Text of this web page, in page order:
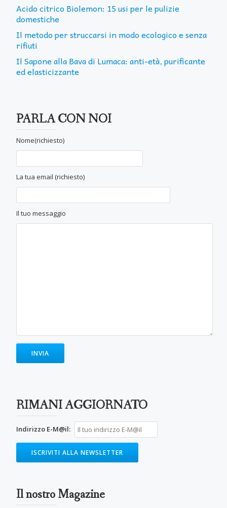
Acido citrico Biolemon: 15 usi per le pulizie
domestiche
Il metodo per struccarsi in modo ecologico e senza
rifiuti
Il Sapone alla Bava di Lumaca: anti-età, purificante
ed elasticizzante
PARLA CON NOI
Nome(richiesto)
La tua email (richiesto)
Il tuo messaggio
RIMANI AGGIORNATO
Indirizzo E-M@il:
Il nostro Magazine